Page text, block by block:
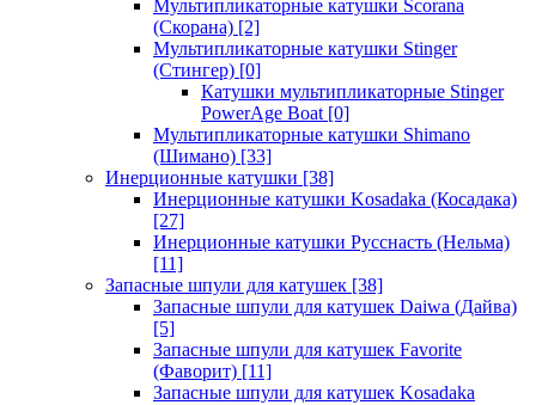
Мультипликаторные катушки Scorana
(Скорана) [2]
Мультипликаторные катушки Stinger
(Стингер) [0]
Катушки мультипликаторные Stinger
PowerAge Boat [0]
Мультипликаторные катушки Shimano
(Шимано) [33]
Инерционные катушки [38]
Инерционные катушки Kosadaka (Косадака)
[27]
Инерционные катушки Русснасть (Нельма)
[11]
Запасные шпули для катушек [38]
Запасные шпули для катушек Daiwa (Дайва)
[5]
Запасные шпули для катушек Favorite
(Фаворит) [11]
Запасные шпули для катушек Kosadaka